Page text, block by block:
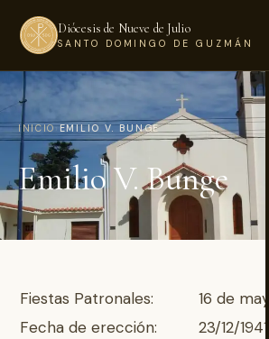
Diócesis de Nueve de Julio
SANTO DOMINGO DE GUZMÁN
INICIO›EMILIO V. BUNGE
Emilio V. Bunge
Fiestas Patronales:
16 de mayo
Fecha de erección:
23/12/1941